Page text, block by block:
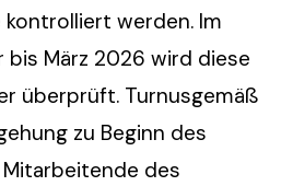
werden. Im
bis März 2026 wird diese
überprüft. Turnusgemäß
zu Beginn des
des